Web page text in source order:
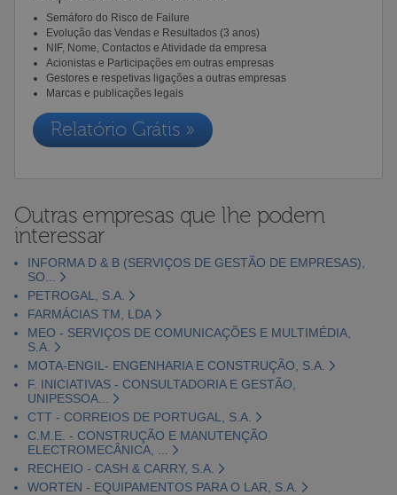
Semáforo do Risco de Failure
Evolução das Vendas e Resultados (3 anos)
NIF, Nome, Contactos e Atividade da empresa
Acionistas e Participações em outras empresas
Gestores e respetivas ligações a outras empresas
Marcas e publicações legais
Relatório Grátis »
Outras empresas que lhe podem
interessar
INFORMA D & B (SERVIÇOS DE GESTÃO DE EMPRESAS),
SO...
PETROGAL, S.A.
FARMÁCIAS TM, LDA
MEO - SERVIÇOS DE COMUNICAÇÕES E MULTIMÉDIA,
S.A.
MOTA-ENGIL- ENGENHARIA E CONSTRUÇÃO, S.A.
F. INICIATIVAS - CONSULTADORIA E GESTÃO,
UNIPESSOA...
CTT - CORREIOS DE PORTUGAL, S.A.
C.M.E. - CONSTRUÇÃO E MANUTENÇÃO
ELECTROMECÂNICA, ...
RECHEIO - CASH & CARRY, S.A.
WORTEN - EQUIPAMENTOS PARA O LAR, S.A.